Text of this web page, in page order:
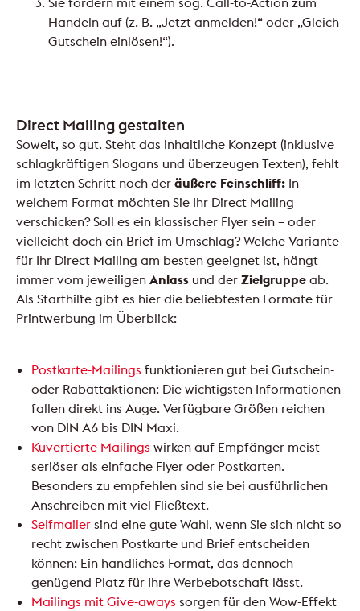
Handeln auf (z. B. „Jetzt anmelden!“ oder „Gleich
Gutschein einlösen!“).
Direct Mailing gestalten
Soweit, so gut. Steht das inhaltliche Konzept (inklusive
schlagkräftigen Slogans und überzeugen Texten), fehlt
im letzten Schritt noch der äußere Feinschliff: In
welchem Format möchten Sie Ihr Direct Mailing
verschicken? Soll es ein klassischer Flyer sein – oder
vielleicht doch ein Brief im Umschlag? Welche Variante
für Ihr Direct Mailing am besten geeignet ist, hängt
immer vom jeweiligen Anlass und der Zielgruppe ab.
Als Starthilfe gibt es hier die beliebtesten Formate für
Printwerbung im Überblick:
Postkarte-Mailings funktionieren gut bei Gutschein-
oder Rabattaktionen: Die wichtigsten Informationen
fallen direkt ins Auge. Verfügbare Größen reichen
von DIN A6 bis DIN Maxi.
Kuvertierte Mailings wirken auf Empfänger meist
seriöser als einfache Flyer oder Postkarten.
Besonders zu empfehlen sind sie bei ausführlichen
Anschreiben mit viel Fließtext.
Selfmailer sind eine gute Wahl, wenn Sie sich nicht so
recht zwischen Postkarte und Brief entscheiden
können: Ein handliches Format, das dennoch
genügend Platz für Ihre Werbebotschaft lässt.
Mailings mit Give-aways sorgen für den Wow-Effekt